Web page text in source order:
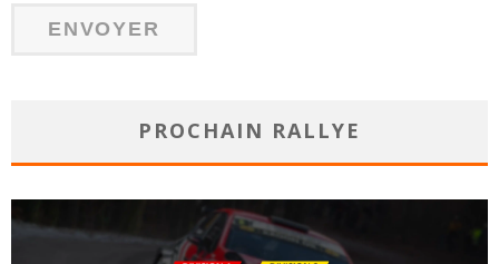
PROCHAIN RALLYE